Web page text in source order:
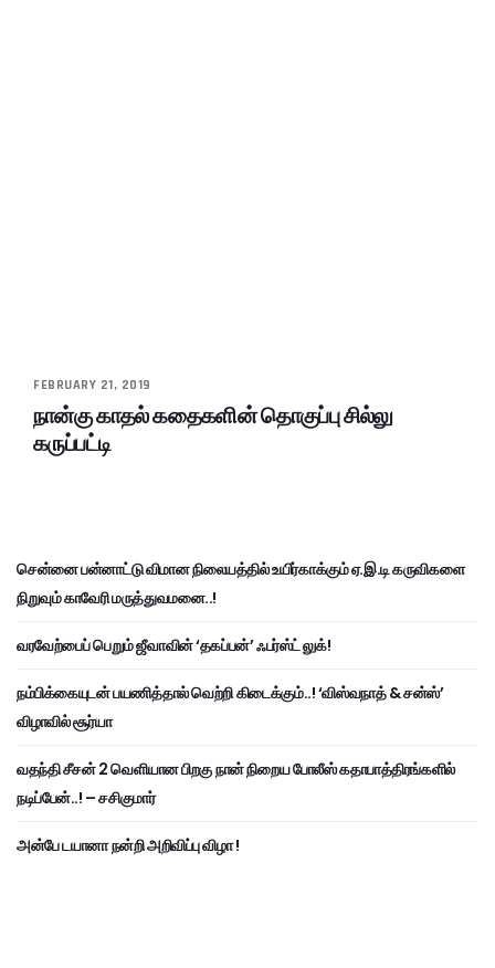
FEBRUARY 21, 2019
நான்கு காதல் கதைகளின் தொகுப்பு சில்லு
கருப்பட்டி
சென்னை பன்னாட்டு விமான நிலையத்தில் உயிர்காக்கும் ஏ.இ.டி கருவிகளை
நிறுவும் காவேரி மருத்துவமனை..!
வரவேற்பைப் பெறும் ஜீவாவின் ‘தகப்பன்’ ஃபர்ஸ்ட் லுக்!
நம்பிக்கையுடன் பயணித்தால் வெற்றி கிடைக்கும்..! ‘விஸ்வநாத் & சன்ஸ்’
விழாவில் சூர்யா
வதந்தி சீசன் 2 வெளியான பிறகு நான் நிறைய போலீஸ் கதாபாத்திரங்களில்
நடிப்பேன்..! – சசிகுமார்
அன்பே டயானா நன்றி அறிவிப்பு விழா !